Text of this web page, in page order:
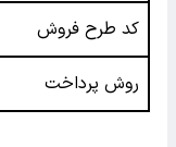
کد طرح فروش
روش پرداخت